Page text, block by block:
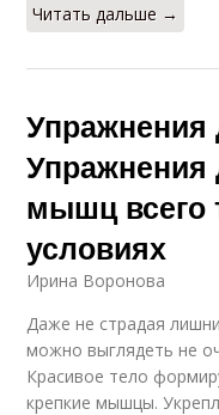
Читать дальше →
Упражнения
Упражнения
мышц всего
условиях
Ирина Воронова
Даже не страдая
можно выглядеть не
Красивое тело
крепкие мышцы.